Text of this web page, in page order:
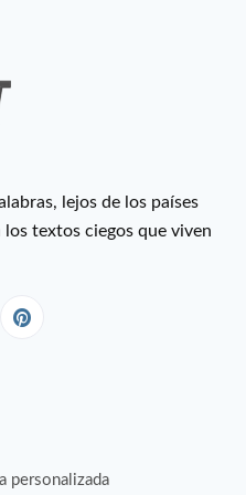
lejos de los países
textos ciegos que viven
personalizada